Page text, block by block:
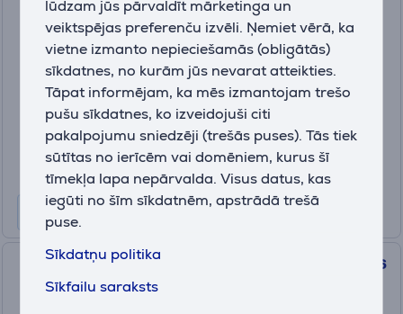
lūdzam jūs pārvaldīt mārketinga un
veiktspējas preferenču izvēli. Ņemiet vērā, ka
vietne izmanto nepieciešamās (obligātās)
sīkdatnes, no kurām jūs nevarat atteikties.
Tāpat informējam, ka mēs izmantojam trešo
pušu sīkdatnes, ko izveidojuši citi
pakalpojumu sniedzēji (trešās puses). Tās tiek
sūtītas no ierīcēm vai domēniem, kurus šī
tīmekļa lapa nepārvalda. Visus datus, kas
iegūti no šīm sīkdatnēm, apstrādā trešā
puse.
Sīkdatņu politika
Sīkfailu saraksts
adapteris, 512 GB - Atmiņas
karte
SDSQUAC-512G-GN6MA
Ir noliktavā
Cena:
130.99 €
10 mēneši 14 €
SanDisk microSD Express, 256